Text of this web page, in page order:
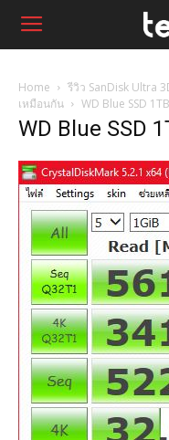
Home
รีวิว SanDisk Ultra
เหมือนกัน
WD Blue SSD
WD Blue SSD